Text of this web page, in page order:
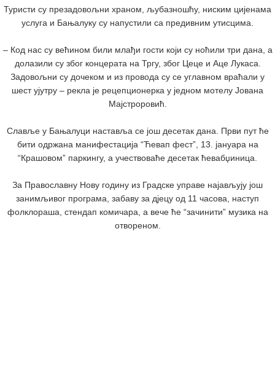
Туристи су презадовољни храном, љубазношћу, ниским цијенама
услуга и Бањалуку су напустили са предивним утисцима.
– Код нас су већином били млађи гости који су ноћили три дана, а
долазили су због концерата на Тргу, због Цеце и Аце Лукаса.
Задовољни су дочеком и из провода су се углавном враћали у
шест ујутру – рекла је рецепционерка у једном мотелу Јована
Мајстроровић.
Славље у Бањалуци наставља се још десетак дана. Први пут ће
бити одржана манифестација “Ћевап фест”, 13. јануара на
“Крашовом” паркингу, а учествоваће десетак ћевабџиница.
За Православну Нову годину из Градске управе најављују још
занимљивог програма, забаву за дјецу од 11 часова, наступ
фолклораша, стендап комичара, а вече ће “зачинити” музика на
отвореном.